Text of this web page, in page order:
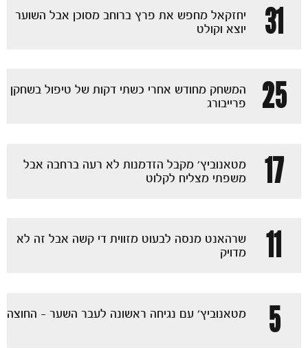
31
יחזקאל מחפש את פרץ ברוחב מסוכן אבל השוער
יוצא וקולט
25
המשחק מחודש אחרי כשתי דקות של טיפול בשחקן
פרייבורג
17
מטאנוביץ' מקבל הזדמנות לא רעה ברחבה אבל
משפתי מצליח לקלוט
11
שרהאנט מנסה לבעוט מזווית די קשה אבל זה לא
מדויק
5 מטאנוביץ' עם נגיחה ראשונה לעבר השער - החוצה